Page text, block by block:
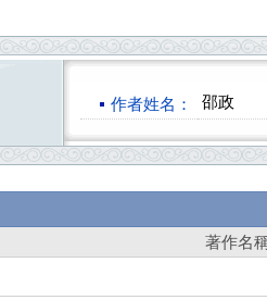
作者姓名： 邵政
著作名